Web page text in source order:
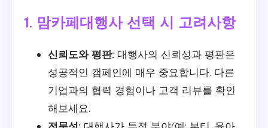
1. 맘카페대행사 선택 시 고려사항
신뢰도와 평판: 대행사의 신뢰성과 평판은
성공적인 캠페인에 매우 중요합니다. 다른
기업과의 협력 경험이나 고객 리뷰를 확인
해보세요.